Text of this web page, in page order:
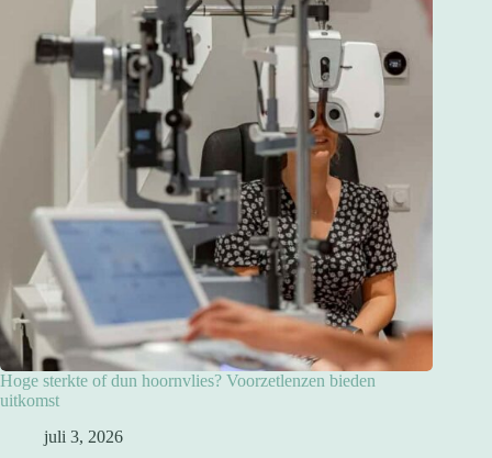
Hoge sterkte of dun hoornvlies? Voorzetlenzen bieden
uitkomst
juli 3, 2026